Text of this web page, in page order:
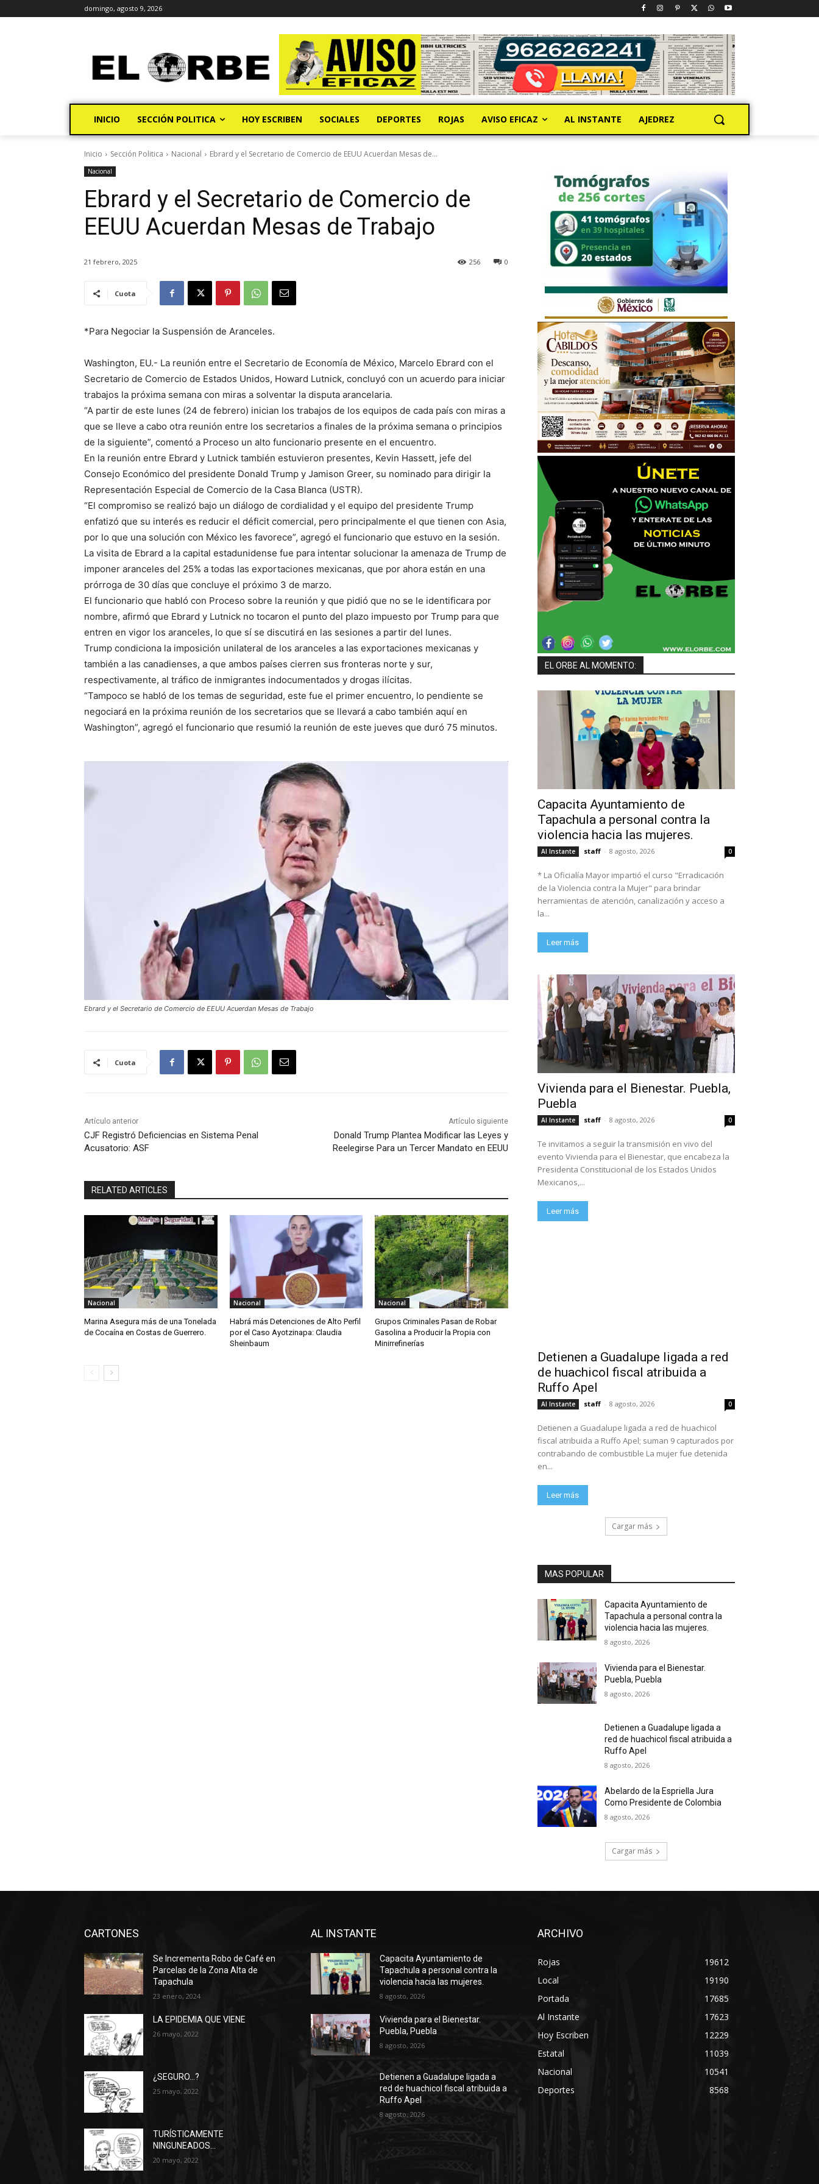
domingo, agosto 9, 2026
INICIO SECCIÓN POLITICA HOY ESCRIBEN SOCIALES DEPORTES ROJAS AVISO EFICAZ AL INSTANTE AJEDREZ
Inicio Sección Politica Nacional Ebrard y el Secretario de Comercio de EEUU Acuerdan Mesas de...
Nacional
Ebrard y el Secretario de Comercio de
EEUU Acuerdan Mesas de Trabajo
21 febrero, 2025 0
256
Cuota
*Para Negociar la Suspensión de Aranceles.
Washington, EU.- La reunión entre el Secretario de Economía de México, Marcelo Ebrard con el
Secretario de Comercio de Estados Unidos, Howard Lutnick, concluyó con un acuerdo para iniciar
trabajos la próxima semana con miras a solventar la disputa arancelaria.
“A partir de este lunes (24 de febrero) inician los trabajos de los equipos de cada país con miras a
que se lleve a cabo otra reunión entre los secretarios a finales de la próxima semana o principios
de la siguiente”, comentó a Proceso un alto funcionario presente en el encuentro.
En la reunión entre Ebrard y Lutnick también estuvieron presentes, Kevin Hassett, jefe del
Consejo Económico del presidente Donald Trump y Jamison Greer, su nominado para dirigir la
Representación Especial de Comercio de la Casa Blanca (USTR).
“El compromiso se realizó bajo un diálogo de cordialidad y el equipo del presidente Trump
enfatizó que su interés es reducir el déficit comercial, pero principalmente el que tienen con Asia,
por lo que una solución con México les favorece”, agregó el funcionario que estuvo en la sesión.
La visita de Ebrard a la capital estadunidense fue para intentar solucionar la amenaza de Trump de
imponer aranceles del 25% a todas las exportaciones mexicanas, que por ahora están en una
prórroga de 30 días que concluye el próximo 3 de marzo.
El funcionario que habló con Proceso sobre la reunión y que pidió que no se le identificara por
nombre, afirmó que Ebrard y Lutnick no tocaron el punto del plazo impuesto por Trump para que
entren en vigor los aranceles, lo que sí se discutirá en las sesiones a partir del lunes.
Trump condiciona la imposición unilateral de los aranceles a las exportaciones mexicanas y
también a las canadienses, a que ambos países cierren sus fronteras norte y sur,
respectivamente, al tráfico de inmigrantes indocumentados y drogas ilícitas.
“Tampoco se habló de los temas de seguridad, este fue el primer encuentro, lo pendiente se
negociará en la próxima reunión de los secretarios que se llevará a cabo también aquí en
Washington”, agregó el funcionario que resumió la reunión de este jueves que duró 75 minutos.
Ebrard y el Secretario de Comercio de EEUU Acuerdan Mesas de Trabajo
Cuota
Artículo anterior
CJF Registró Deficiencias en Sistema Penal
Acusatorio: ASF
Artículo siguiente
Donald Trump Plantea Modificar las Leyes y
Reelegirse Para un Tercer Mandato en EEUU
RELATED ARTICLES
Nacional
Marina Asegura más de una Tonelada
de Cocaína en Costas de Guerrero.
Nacional
Habrá más Detenciones de Alto Perfil
por el Caso Ayotzinapa: Claudia
Sheinbaum
Nacional
Grupos Criminales Pasan de Robar
Gasolina a Producir la Propia con
Minirrefinerías
EL ORBE AL MOMENTO:
Capacita Ayuntamiento de
Tapachula a personal contra la
violencia hacia las mujeres.
Al Instante staff - 8 agosto, 2026 0
* La Oficialía Mayor impartió el curso "Erradicación
de la Violencia contra la Mujer" para brindar
herramientas de atención, canalización y acceso a
la...
Leer más
Vivienda para el Bienestar. Puebla,
Puebla
Al Instante staff - 8 agosto, 2026 0
Te invitamos a seguir la transmisión en vivo del
evento Vivienda para el Bienestar, que encabeza la
Presidenta Constitucional de los Estados Unidos
Mexicanos,...
Leer más
Detienen a Guadalupe ligada a red
de huachicol fiscal atribuida a
Ruffo Apel
Al Instante staff - 8 agosto, 2026 0
Detienen a Guadalupe ligada a red de huachicol
fiscal atribuida a Ruffo Apel; suman 9 capturados por
contrabando de combustible La mujer fue detenida
en...
Leer más
Cargar más
MAS POPULAR
Capacita Ayuntamiento de
Tapachula a personal contra la
violencia hacia las mujeres.
8 agosto, 2026
Vivienda para el Bienestar.
Puebla, Puebla
8 agosto, 2026
Detienen a Guadalupe ligada a
red de huachicol fiscal atribuida a
Ruffo Apel
8 agosto, 2026
Abelardo de la Espriella Jura
Como Presidente de Colombia
8 agosto, 2026
Cargar más
CARTONES
Se Incrementa Robo de Café en
Parcelas de la Zona Alta de
Tapachula
23 enero, 2024
LA EPIDEMIA QUE VIENE
26 mayo, 2022
¿SEGURO…?
25 mayo, 2022
TURÍSTICAMENTE
NINGUNEADOS…
20 mayo, 2022
AL INSTANTE
Capacita Ayuntamiento de
Tapachula a personal contra la
violencia hacia las mujeres.
8 agosto, 2026
Vivienda para el Bienestar.
Puebla, Puebla
8 agosto, 2026
Detienen a Guadalupe ligada a
red de huachicol fiscal atribuida a
Ruffo Apel
8 agosto, 2026
ARCHIVO
Rojas
19612
Local
19190
Portada
17685
Al Instante
17623
Hoy Escriben
12229
Estatal
11039
Nacional
10541
Deportes
8568